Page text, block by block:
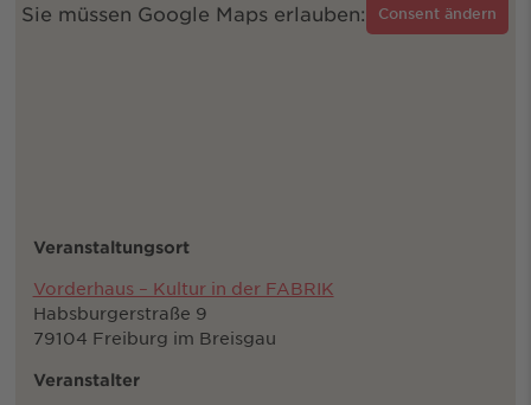
Sie müssen Google Maps erlauben: Consent ändern
Veranstaltungsort
Vorderhaus – Kultur in der FABRIK
Habsburgerstraße 9
79104 Freiburg im Breisgau
Veranstalter